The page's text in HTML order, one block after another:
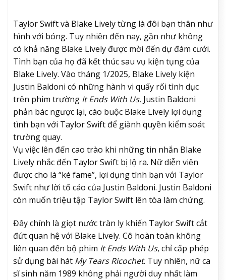
Taylor Swift và Blake Lively từng là đôi bạn thân như
hình với bóng. Tuy nhiên đến nay, gần như không
có khả năng Blake Lively được mời đến dự đám cưới.
Tình bạn của họ đã kết thúc sau vụ kiện tụng của
Blake Lively. Vào tháng 1/2025, Blake Lively kiện
Justin Baldoni có những hành vi quấy rối tình dục
trên phim trường It Ends With Us. Justin Baldoni
phản bác ngược lại, cáo buộc Blake Lively lợi dụng
tình bạn với Taylor Swift để giành quyền kiểm soát
trường quay.
Vụ việc lên đến cao trào khi những tin nhắn Blake
Lively nhắc đến Taylor Swift bị lộ ra. Nữ diễn viên
được cho là “ké fame”, lợi dụng tình bạn với Taylor
Swift như lời tố cáo của Justin Baldoni. Justin Baldoni
còn muốn triệu tập Taylor Swift lên tòa làm chứng.
Đây chính là giọt nước tràn ly khiến Taylor Swift cắt
đứt quan hệ với Blake Lively. Cô hoàn toàn không
liên quan đến bộ phim It Ends With Us, chỉ cấp phép
sử dụng bài hát My Tears Ricochet. Tuy nhiên, nữ ca
sĩ sinh năm 1989 không phải người duy nhất làm